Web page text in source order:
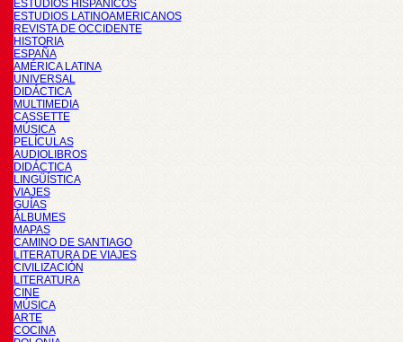
ESTUDIOS HISPANICOS
ESTUDIOS LATINOAMERICANOS
REVISTA DE OCCIDENTE
HISTORIA
ESPAÑA
AMÉRICA LATINA
UNIVERSAL
DIDÁCTICA
MULTIMEDIA
CASSETTE
MÚSICA
PELÍCULAS
AUDIOLIBROS
DIDÁCTICA
LINGÜÍSTICA
VIAJES
GUÍAS
ÁLBUMES
MAPAS
CAMINO DE SANTIAGO
LITERATURA DE VIAJES
CIVILIZACIÓN
LITERATURA
CINE
MÚSICA
ARTE
COCINA